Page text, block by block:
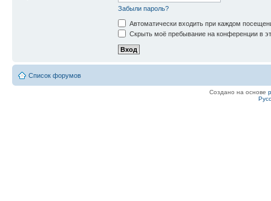
Забыли пароль?
Автоматически входить при каждом
Скрыть моё пребывание на конференции в
Список форумов
Создано на основе